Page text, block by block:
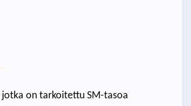
jotka on tarkoitettu SM-tasoa